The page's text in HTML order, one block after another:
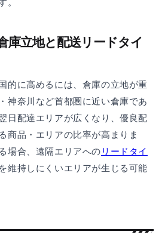
。
庫立地と配送リードタイ
的に高めるには、倉庫の立地が重
神奈川など首都圏に近い倉庫であ
日配達エリアが広くなり、優良配
商品・エリアの比率が高まりま
場合、遠隔エリアへの リードタイ
維持しにくいエリアが生じる可能